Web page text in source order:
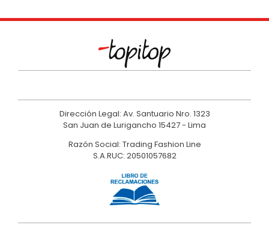
Dirección Legal: Av. Santuario Nro. 1323
San Juan de Lurigancho 15427 - Lima
Razón Social: Trading Fashion Line
S.A.RUC: 20501057682